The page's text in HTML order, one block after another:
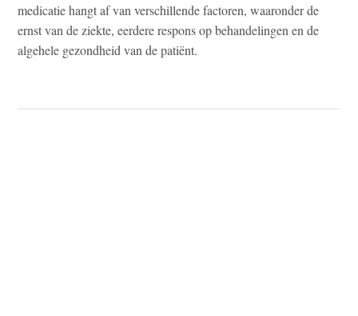
medicatie hangt af van verschillende factoren, waaronder de
ernst van de ziekte, eerdere respons op behandelingen en de
algehele gezondheid van de patiënt.